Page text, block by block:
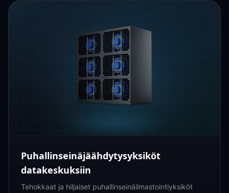
Puhallinseinäjäähdytysyksiköt
datakeskuksiin
Tehokkaat ja hiljaiset puhallinseinäilmastointiyksiköt